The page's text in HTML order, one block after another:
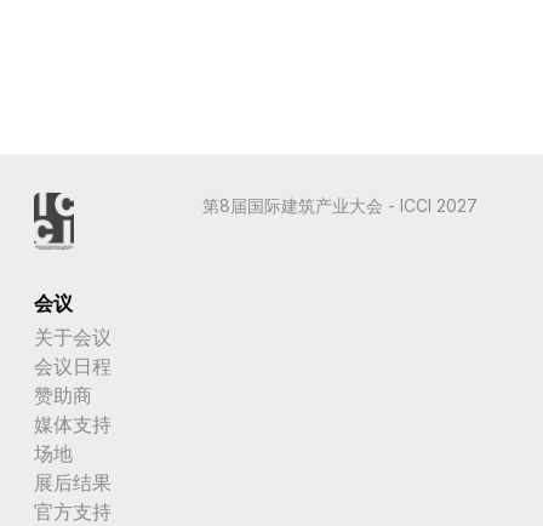
第8届国际建筑产业大会 - ICCI 2027
会议
关于会议
会议日程
赞助商
媒体支持
场地
展后结果
官方支持